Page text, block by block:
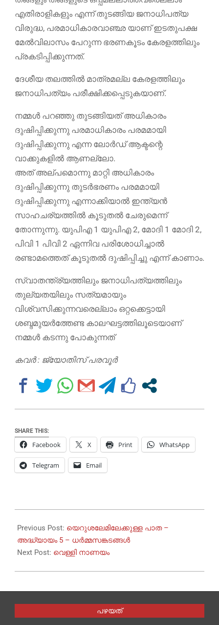
എതിരാളികളും എന്ന് തുടങ്ങിയ ജനാധിപത്യ
വിരുദ്ധ, പരമാധികാരവാഞ്ഛ യാണ് ഇടതുപക്ഷ
മേൽവിലാസം പേറുന്ന ഭരണകൂടം കേരളത്തിലും
പ്രകടിപ്പിക്കുന്നത്.
ദേശീയ തലത്തിൽ മാത്രമല്ല കേരളത്തിലും
ജനാധിപത്യം പരീക്ഷിക്കപ്പെടുകയാണ്.
നമ്മൾ പറഞ്ഞു തുടങ്ങിയത് അധികാരം
ദുഷിപ്പിക്കുന്നു പരമാധികാരം പരമമായി
ദുഷിപ്പിക്കുന്നു എന്ന ലോർഡ് ആക്ടന്റെ
വാക്കുകളിൽ ആണല്ലോ.
അത് അല്പമൊന്നു മാറ്റി അധികാരം
ദുഷിപ്പിക്കുന്നു തുടർഭരണം പരമമായി
ദുഷിപ്പിക്കുന്നു എന്നാക്കിയാൽ ഇന്ത്യൻ
സാഹചര്യത്തിൽ കൂടുതൽ ചേരുമെന്ന്
തോന്നുന്നു. യുപിഎ 1 യുപിഎ 2, മോദി 1 മോദി 2,
പിവി 1 പിവി 2 ഏന്നിവ പരിശോധിച്ചാൽ
രണ്ടാമത്തെത് കൂടുതൽ ദുഷിപ്പിച്ചു എന്ന് കാണാം.
സ്വാതന്ത്ര്യത്തിലും ജനാധിപത്യത്തിലും
തുല്യതയിലും സത്യമായും
വിശ്വസിക്കുന്നവരെല്ലാം ഒറ്റക്കെട്ടായി
ശബ്ദമുയർത്തേണ്ട കാലഘട്ടത്തിലൂടെയാണ്
നമ്മൾ കടന്നു പോകുന്നത്
കവർ : ജ്യോതിസ് പരവൂർ
SHARE THIS:
Facebook X Print WhatsApp
Telegram Email
06-
18
Previous Post: യെറുശലേമിലേക്കുള്ള പാത –
അദ്ധ്യായം 5 – ധർമ്മസങ്കടങ്ങൾ
Next Post: വെള്ളി നാണയം
പഴയത്